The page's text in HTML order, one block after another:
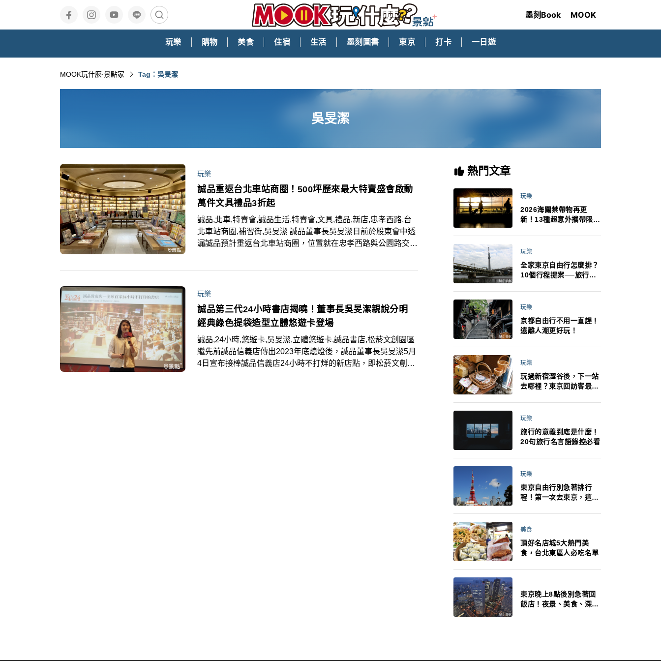
墨刻Book MOOK
玩樂 購物 美食 住宿 生活 墨刻圖書 東京 打卡 一日遊
MOOK玩什麼‧景點家 Tag：吳旻潔
吳旻潔
玩樂
誠品重返台北車站商圈！500坪歷來最大特賣盛會啟動
萬件文具禮品3折起
誠品,北車,特賣會,誠品生活,特賣會,文具,禮品,新店,忠孝西路,台
北車站商圈,補習街,吳旻潔 誠品董事長吳旻潔日前於股東會中透
漏誠品預計重返台北車站商圈，位置就在忠孝西路與公園路交叉
玩樂
誠品第三代24小時書店揭曉！董事長吳旻潔親說分明
經典綠色提袋造型立體悠遊卡登場
誠品,24小時,悠遊卡,吳旻潔,立體悠遊卡,誠品書店,松菸文創園區
繼先前誠品信義店傳出2023年底熄燈後，誠品董事長吳旻潔5月
4日宣布接棒誠品信義店24小時不打烊的新店點，即松菸文創園
熱門文章
玩樂
2026海關禁帶物再更
新！13種超意外攜帶限
最高還罰百萬！注意事項
玩樂
全家東京自由行怎麼排？
10個行程提案──旅行不
法！
玩樂
京都自由行不用一直趕！
遠離人潮更好玩！
玩樂
玩過新宿澀谷後，下一站
去哪裡？東京回訪客最推
玩樂
旅行的意義到底是什麼！
20句旅行名言語錄控必看
玩樂
東京自由行別急著排行
程！第一次去東京，這10
美食
頂好名店城5大熱門美
食，台北東區人必吃名單
東京晚上8點後別急著回
飯店！夜景、美食、深夜